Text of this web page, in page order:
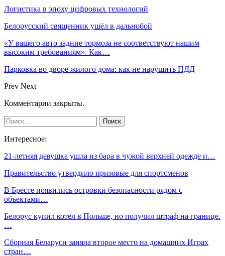
Логистика в эпоху цифровых технологий
Белорусский священник ушёл в дальнобой
«У вашего авто задние тормоза не соответствуют нашим
высоким требованиям». Как…
Парковка во дворе жилого дома: как не нарушить ПДД
Prev Next
Комментарии закрыты.
Интересное:
21-летняя девушка ушла из бара в чужой верхней одежде и…
Правительство утвердило призовые для спортсменов
В Бресте появились островки безопасности рядом с
объектами…
Белорус купил котел в Польше, но получил штраф на границе.
…
Сборная Беларуси заняла второе место на домашних Играх
стран…